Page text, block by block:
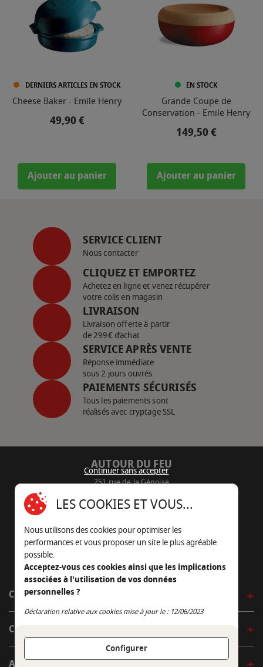
DERNIERS ARTICLES EN STOCK
Cheese Baker - Emile Henry
Prix
49,90 €
Ajouter au panier
EN STOCK
Grande Coupe de
Conservation - Emile Henry
Prix
149,50 €
Ajouter au panier
SERVICE CLIENT
Nous contacter
CLIQUEZ ET EMPORTEZ
Achetez en ligne et venez récupérer
votre colis en magasin
LIVRAISON
Livraison offerte à partir
de 299€ d’achat
SERVICE APRÈS VENTE
Réponse immédiate
sous 2 jours ouvrés
PAIEMENTS SÉCURISÉS
Tous les paiements sont
réalisés avec cryptage SSL
AUTOUR DU FEU
251 rue de la Génoise
05 45 22 98 09
Nous envoyer un e-mail
CÔTÉ OUTDOOR
CÔTÉ INDOOR
Continuer sans accepter
LES COOKIES ET VOUS...
Nous utilisons des cookies pour optimiser les
performances et vous proposer un site le plus agréable
possible.
Acceptez-vous ces cookies ainsi que les implications
associées à l'utilisation de vos données
personnelles ?
Déclaration relative aux cookies mise à jour le : 12/06/2023
Configurer
Continuer sans accepter